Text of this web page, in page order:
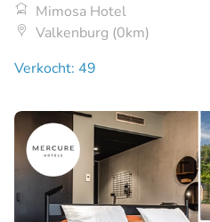
Mimosa Hotel
Valkenburg (0km)
Verkocht: 49